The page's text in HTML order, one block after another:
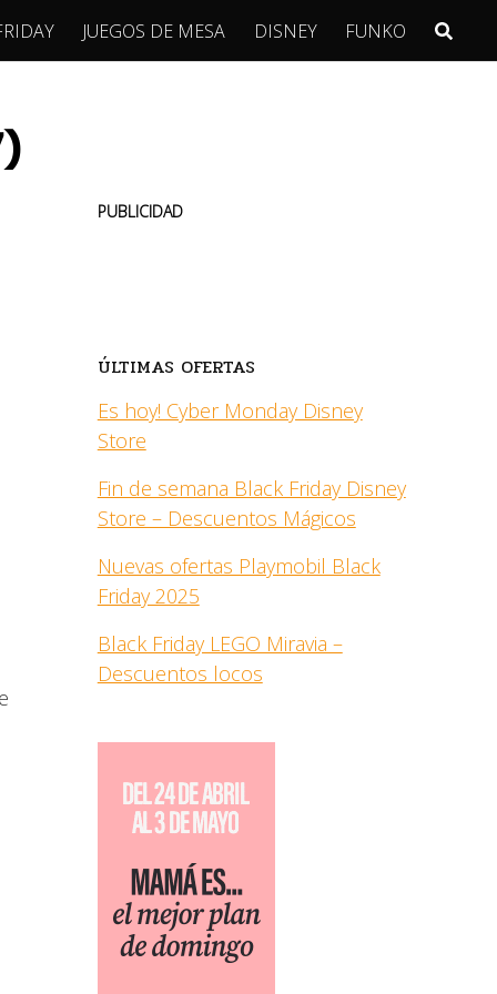
JUEGOS DE MESA DISNEY FUNKO
PUBLICIDAD
ÚLTIMAS OFERTAS
Es hoy! Cyber Monday Disney
Store
Fin de semana Black Friday Disney
Store – Descuentos Mágicos
Nuevas ofertas Playmobil Black
Friday 2025
Black Friday LEGO Miravia –
Descuentos locos